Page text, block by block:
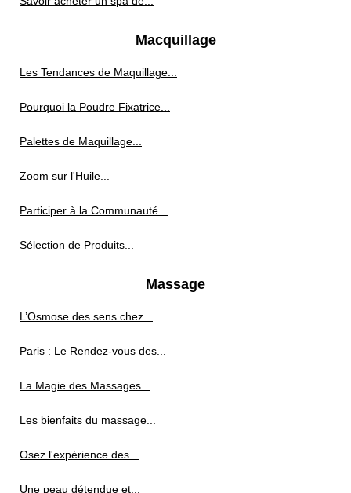
Macquillage
Les Tendances de Maquillage...
Pourquoi la Poudre Fixatrice...
Palettes de Maquillage...
Zoom sur l'Huile...
Participer à la Communauté...
Sélection de Produits...
Massage
L’Osmose des sens chez...
Paris : Le Rendez-vous des...
La Magie des Massages...
Les bienfaits du massage...
Osez l'expérience des...
Une peau détendue et...